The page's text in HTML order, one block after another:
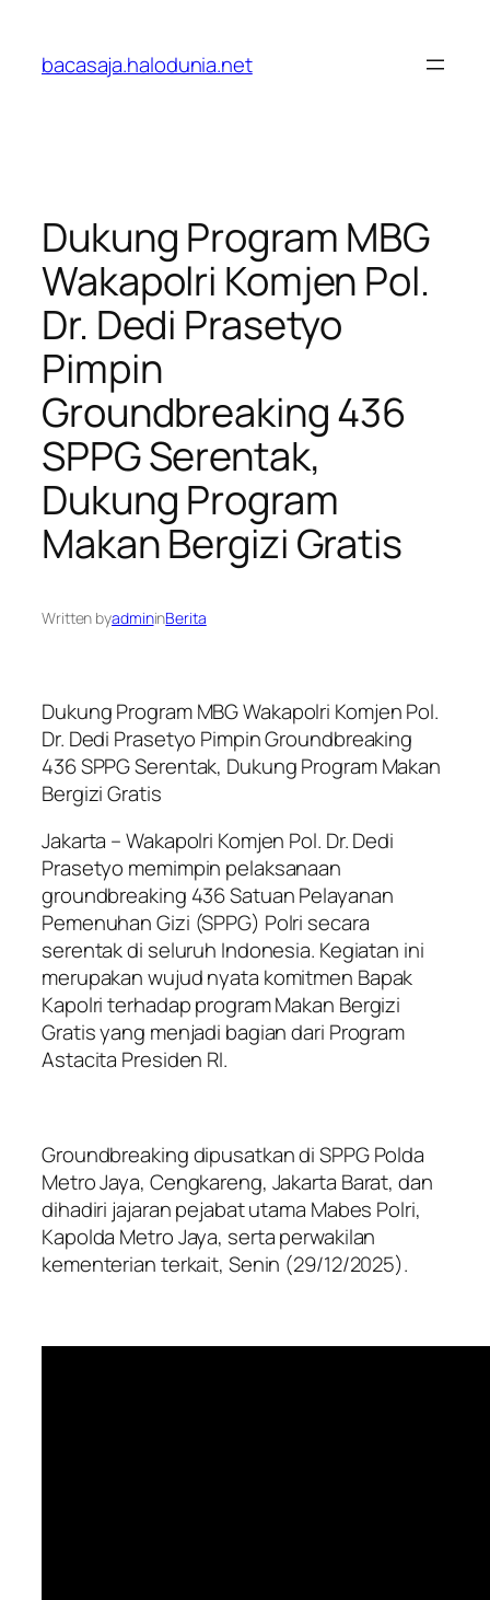
konten
bacasaja.halodunia.net
Dukung Program MBG
Wakapolri Komjen Pol.
Dr. Dedi Prasetyo
Pimpin
Groundbreaking 436
SPPG Serentak,
Dukung Program
Makan Bergizi Gratis
Written byadmininBerita
Dukung Program MBG Wakapolri Komjen Pol.
Dr. Dedi Prasetyo Pimpin Groundbreaking
436 SPPG Serentak, Dukung Program Makan
Bergizi Gratis
Jakarta – Wakapolri Komjen Pol. Dr. Dedi
Prasetyo memimpin pelaksanaan
groundbreaking 436 Satuan Pelayanan
Pemenuhan Gizi (SPPG) Polri secara
serentak di seluruh Indonesia. Kegiatan ini
merupakan wujud nyata komitmen Bapak
Kapolri terhadap program Makan Bergizi
Gratis yang menjadi bagian dari Program
Astacita Presiden RI.
Groundbreaking dipusatkan di SPPG Polda
Metro Jaya, Cengkareng, Jakarta Barat, dan
dihadiri jajaran pejabat utama Mabes Polri,
Kapolda Metro Jaya, serta perwakilan
kementerian terkait, Senin (29/12/2025).